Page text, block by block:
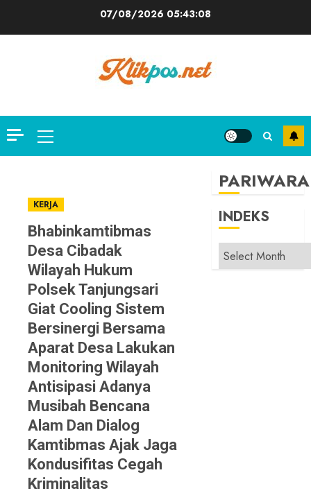
07/08/2026 05:43:08
Primary
Menu
KERJA
Bhabinkamtibmas
Desa Cibadak
Wilayah Hukum
Polsek Tanjungsari
Giat Cooling Sistem
Bersinergi Bersama
Aparat Desa Lakukan
Monitoring Wilayah
Antisipasi Adanya
Musibah Bencana
Alam Dan Dialog
Kamtibmas Ajak Jaga
Kondusifitas Cegah
Kriminalitas
PARIWARA
INDEKS
INDEKS